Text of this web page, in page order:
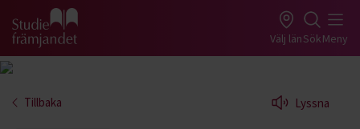
Gå till studiefrämjandets startsida Välj länSökMeny
Tillbaka Lyssna